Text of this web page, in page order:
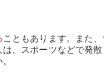
こともあります。また
、スポーツなどで発